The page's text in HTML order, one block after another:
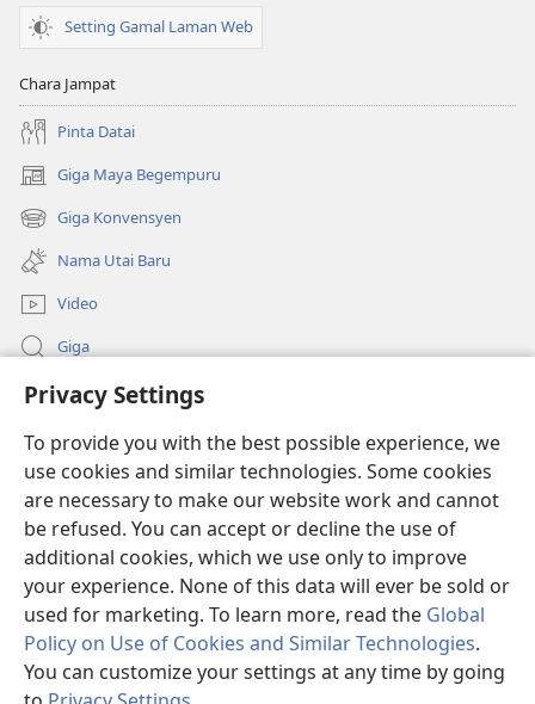
Privacy Settings
To provide you with the best possible experience, we
use cookies and similar technologies. Some cookies
are necessary to make our website work and cannot
be refused. You can accept or decline the use of
additional cookies, which we use only to improve
your experience. None of this data will ever be sold or
used for marketing. To learn more, read the Global
Policy on Use of Cookies and Similar Technologies.
You can customize your settings at any time by going
Setting Gamal Laman Web
Chara Jampat
Pinta Datai
Giga Maya Begempuru
(opens
new
window)
Giga Konvensyen
(opens
new
window)
Nama Utai Baru
Video
Giga
Penerang Global
Duit Pemeri
(opens
new
window)Watchtower LIBRARI ONLINE
(opens
new
JW Hub ®
(opens
new
window)
Copyright© 2026 Watch Tower Bible and Tract Society of Pennsylvania.